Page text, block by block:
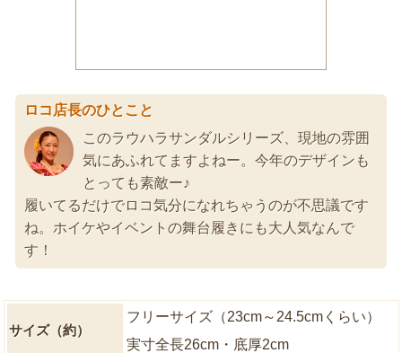
ロコ店長のひとこと
このラウハラサンダルシリーズ、現地の雰囲
気にあふれてますよねー。今年のデザインも
とっても素敵ー♪
履いてるだけでロコ気分になれちゃうのが不思議です
ね。ホイケやイベントの舞台履きにも大人気なんで
す！
サイズ（約）
フリーサイズ（23cm～24.5cmくらい）
実寸全長26cm・底厚2cm